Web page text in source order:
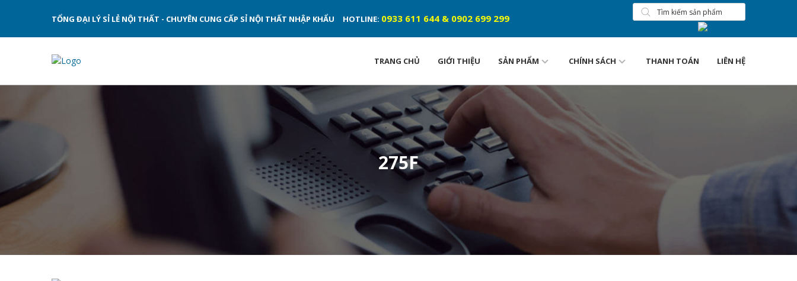
TỔNG ĐẠI LÝ SỈ LẺ NỘI THẤT - CHUYÊN CUNG CẤP SỈ NỘI THẤT NHẬP KHẨU HOTLINE: 0933 611 644 & 0902 699 299
TRANG CHỦ GIỚI THIỆU SẢN PHẨM CHÍNH SÁCH THANH TOÁN LIÊN HỆ
275F